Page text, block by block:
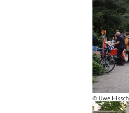
© Uwe Hiksch